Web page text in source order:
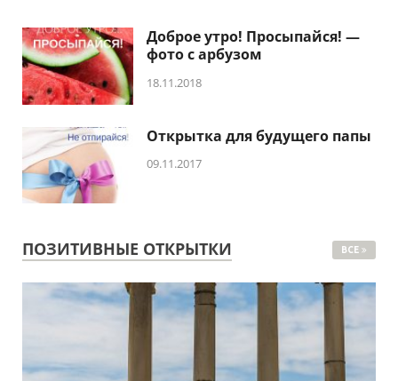
Доброе утро! Просыпайся! —
фото с арбузом
18.11.2018
Открытка для будущего папы
09.11.2017
ПОЗИТИВНЫЕ ОТКРЫТКИ ВСЕ